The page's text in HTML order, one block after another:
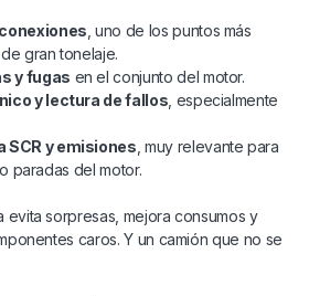
, uno de los puntos más
gran tonelaje.
y fugas en el conjunto del motor.
y lectura de fallos , especialmente
SCR y emisiones , muy relevante para
paradas del motor.
evita sorpresas, mejora consumos y
caros. Y un camión que no se